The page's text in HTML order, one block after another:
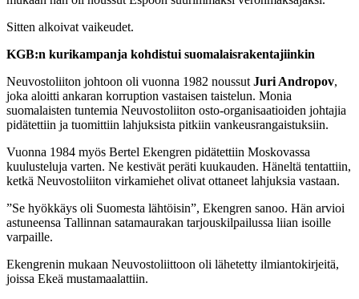
Sitten alkoivat vaikeudet.
KGB:n kurikampanja kohdistui suomalaisrakentajiinkin
Neuvostoliiton johtoon oli vuonna 1982 noussut Juri Andropov,
joka aloitti ankaran korruption vastaisen taistelun. Monia
suomalaisten tuntemia Neuvostoliiton osto-organisaatioiden johtajia
pidätettiin ja tuomittiin lahjuksista pitkiin vankeusrangaistuksiin.
Vuonna 1984 myös Bertel Ekengren pidätettiin Moskovassa
kuulusteluja varten. Ne kestivät peräti kuukauden. Häneltä tentattiin,
ketkä Neuvostoliiton virkamiehet olivat ottaneet lahjuksia vastaan.
”Se hyökkäys oli Suomesta lähtöisin”, Ekengren sanoo. Hän arvioi
astuneensa Tallinnan satamaurakan tarjouskilpailussa liian isoille
varpaille.
Ekengrenin mukaan Neuvostoliittoon oli lähetetty ilmiantokirjeitä,
joissa Ekeä mustamaalattiin.